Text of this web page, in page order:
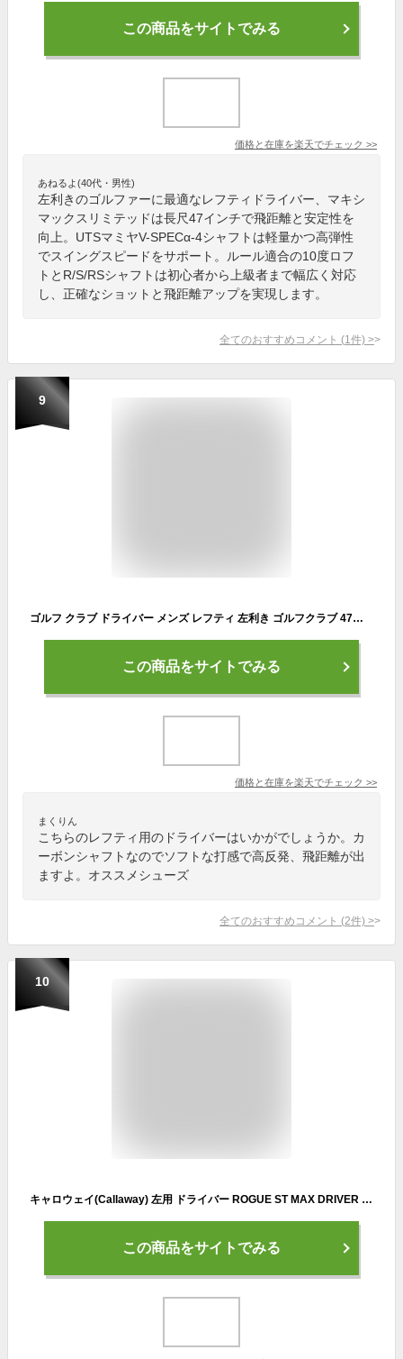
この商品をサイトでみる
価格と在庫を楽天でチェック >>
あねるよ(40代・男性)
左利きのゴルファーに最適なレフティドライバー、マキシ
マックスリミテッドは長尺47インチで飛距離と安定性を
向上。UTSマミヤV-SPECα-4シャフトは軽量かつ高弾性
でスイングスピードをサポート。ルール適合の10度ロフ
トとR/S/RSシャフトは初心者から上級者まで幅広く対応
し、正確なショットと飛距離アップを実現します。
全てのおすすめコメント (1 件) >
9
ゴルフ クラブ ドライバー メンズ レフティ 左利き ゴルフクラブ 47インチ 長尺 高反発 マキシマックスリミテッド2 プレミア 標準カーボンシャフト仕様 10度 R / S
この商品をサイトでみる
価格と在庫を楽天でチェック >>
まくりん
こちらのレフティ用のドライバーはいかがでしょうか。カ
ーボンシャフトなのでソフトな打感で高反発、飛距離が出
ますよ。オススメシューズ
全てのおすすめコメント (2件) >
10
キャロウェイ(Callaway) 左用 ドライバー ROGUE ST MAX DRIVER (10.5度, VENTUS 5 for Callaway, SR, 45.5インチ, D3, 中調子) メンズ ブラック
この商品をサイトでみる